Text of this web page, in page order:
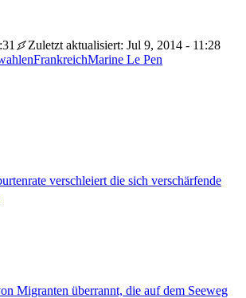
Zuletzt aktualisiert: Jul 9, 2014 - 11:28
FrankreichMarine Le Pen
verschleiert die sich verschärfende
Migranten überrannt, die auf dem Seeweg